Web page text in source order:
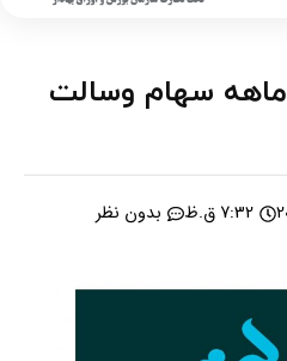
آغاز بازارگردانی 12 ماهه سهام وسالت
7:32 ق.ظ بدون نظر